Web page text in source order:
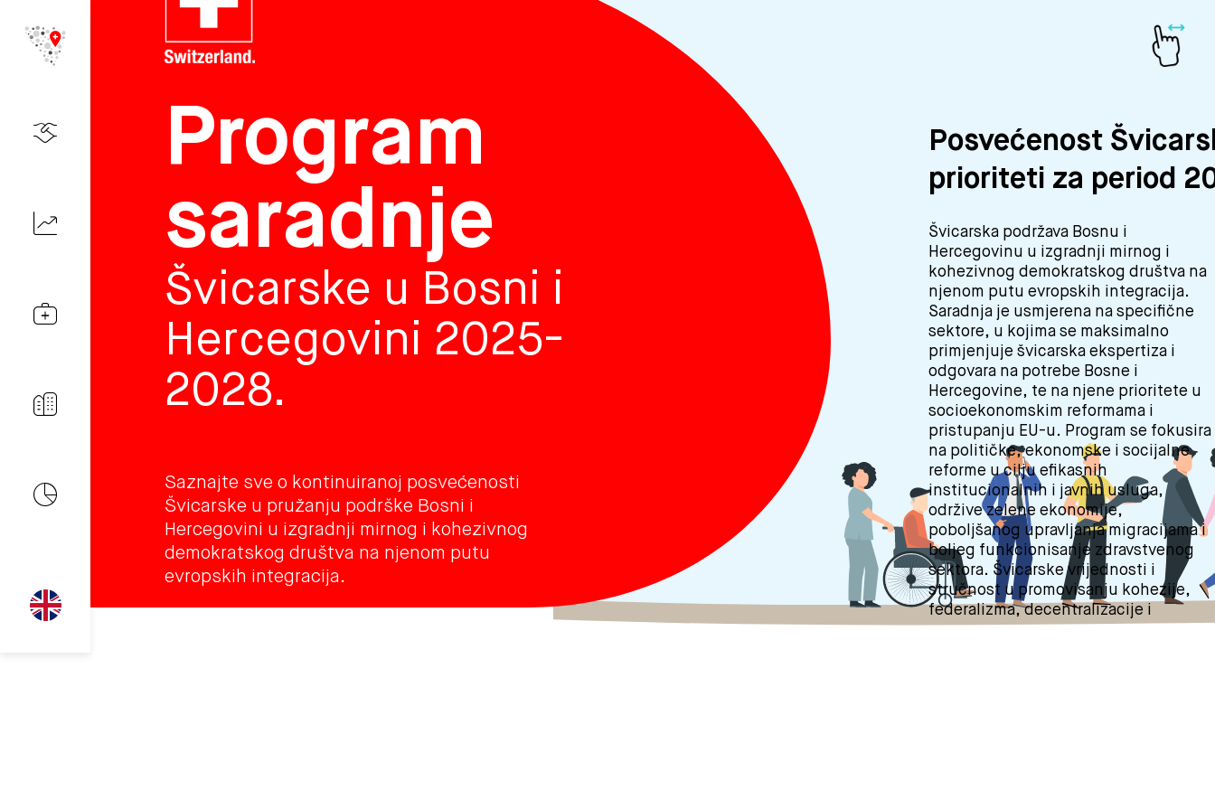
Program
saradnje
Švicarske u Bosni i
Hercegovini 2025-
2028.
Saznajte sve o kontinuiranoj posvećenosti
Švicarske u pružanju podrške Bosni i
Hercegovini u izgradnji mirnog i kohezivnog
demokratskog društva na njenom putu
evropskih integracija.
Posvećenost
prioriteti za period
Švicarska podržava Bosnu i
Hercegovinu u izgradnji mirnog i
kohezivnog demokratskog društva na
njenom putu evropskih integracija.
Saradnja je usmjerena na specifične
sektore, u kojima se maksimalno
primjenjuje švicarska ekspertiza i
odgovara na potrebe Bosne i
Hercegovine, te na njene prioritete u
socioekonomskim reformama i
pristupanju EU-u. Program se fokusira
na političke, ekonomske i socijalne
reforme u cilju efikasnih
institucionalnih i javnih usluga,
održive zelene ekonomije,
poboljšanog upravljanja migracijama i
boljeg funkcionisanje zdravstvenog
sektora. Švicarske vrijednosti i
stručnost u promovisanju kohezije,
federalizma, decentralizacije i
kantonalne koordinacije su od interesa